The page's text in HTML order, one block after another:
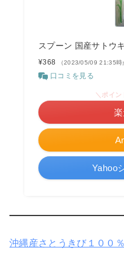
スプーン 国産サトウ
¥368 （2023/05/09 21:35時
口コミを見る
＼ポイン
Yahoo
沖縄産さとうきび１００